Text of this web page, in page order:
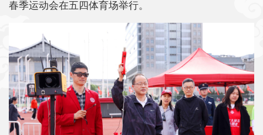
春季运动会在五四体育场举行。